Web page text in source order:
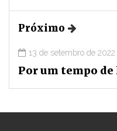
Próximo
13 de setembro de 2022
Por um tempo